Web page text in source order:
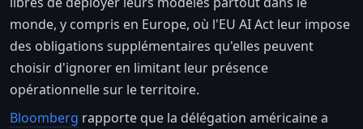
monde, y compris en Europe, où l'EU AI Act leur impose
des obligations supplémentaires qu'elles peuvent
choisir d'ignorer en limitant leur présence
opérationnelle sur le territoire.
Bloomberg rapporte que la délégation américaine a